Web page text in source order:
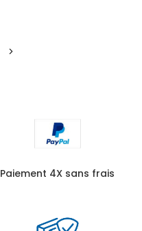
→
Paiement 4X sans frais